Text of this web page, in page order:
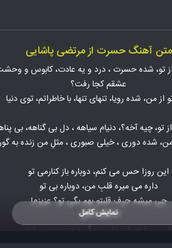
متن آهنگ حسرت از مرتضی پاشایی
تو، شده حسرت ، درد و یه عادت، کابوس و
عشقم کجا رفت؟
از من، شده رویا، تنهای تنها، با خاطراتم، توی دنیا
تو، چیه آخه؟، دنیام سیاهه ، دل بی گناهه، بی
شده دوری ، خیلی صبوری ، مثلِ من زنده به
این روزا حس می کنم، دوباره باز کنارمی تو
داره می میره قلبِ من، دوباره بی تو
چی میشه حرف قلبتو بهم بگی تو؟ عزیزم!
این روزا همش دلم می گیره و دیوونه میشه
نمایش کامل